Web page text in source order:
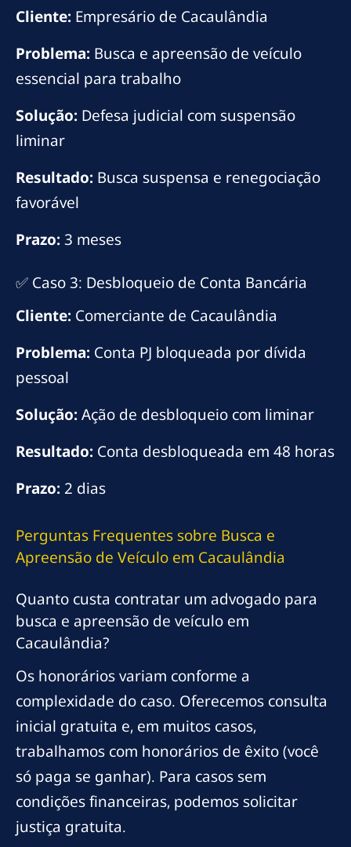
Cliente: Empresário de Cacaulândia
Problema: Busca e apreensão de veículo
essencial para trabalho
Solução: Defesa judicial com suspensão
liminar
Resultado: Busca suspensa e renegociação
favorável
Prazo:3 meses
✅ Caso 3: Desbloqueio de Conta Bancária
Cliente: Comerciante de Cacaulândia
Problema: Conta PJ bloqueada por dívida
pessoal
Solução:Ação de desbloqueio com liminar
Resultado: Conta desbloqueada em 48 horas
Prazo: 2 dias
Perguntas Frequentes sobre Busca e
Apreensão de Veículo em Cacaulândia
Quanto custa contratar um advogado para
busca e apreensão de veículo em
Cacaulândia?
Os honorários variam conforme a
complexidade do caso. Oferecemos consulta
inicial gratuita e, em muitos casos,
trabalhamos com honorários de êxito (você
só paga se ganhar). Para casos sem
condições financeiras, podemos solicitar
justiça gratuita.